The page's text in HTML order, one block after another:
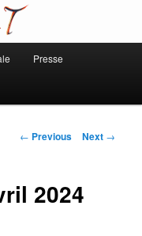
Presse
Post
← Previous Next →
2024